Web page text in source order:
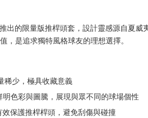
推出的限量版推桿頭套，設計靈感源自
，是追求獨特風格球友的理想選擇。
稀少，極具收藏意義
明色彩與圖騰，展現與眾不同的球場個性
效保護推桿桿頭，避免刮傷與碰撞